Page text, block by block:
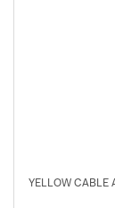
YELLOW CABLE